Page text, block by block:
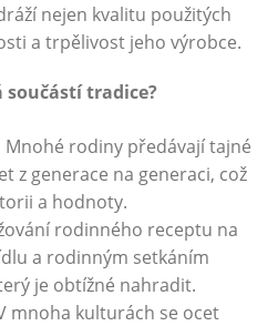
nejen kvalitu použitých
a ​trpělivost jeho⁢ výrobce.
součástí tradice?
⁣Mnohé rodiny​ předávají tajné
‌z ​generace‌ na generaci, což⁤
a hodnoty.
⁤rodinného receptu na
a rodinným setkáním
je obtížné nahradit.
‌mnoha kulturách se ocet